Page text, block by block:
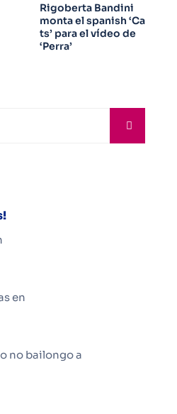
Rigoberta Bandini
monta el spanish ‘Ca
ts’ para el vídeo de
‘Perra’
en
no bailongo a